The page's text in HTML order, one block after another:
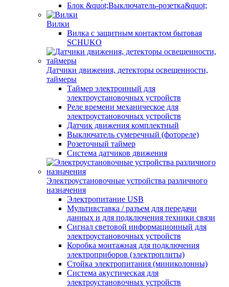
Блок &quot;Выключатель-розетка&quot;
Вилки
Вилка с защитным контактом бытовая
SCHUKO
Датчики движения, детекторы освещенности,
таймеры
Таймер электронный для
электроустановочных устройств
Реле времени механическое для
электроустановочных устройств
Датчик движения комплектный
Выключатель сумеречный (фотореле)
Розеточный таймер
Система датчиков движения
Электроустановочные устройства различного
назначения
Электропитание USB
Мультивставка / разъем для передачи
данных и для подключения техники связи
Сигнал световой информационный для
электроустановочных устройств
Коробка монтажная для подключения
электроприборов (электроплиты)
Стойка электропитания (миниколонны)
Система акустическая для
электроустановочных устройств